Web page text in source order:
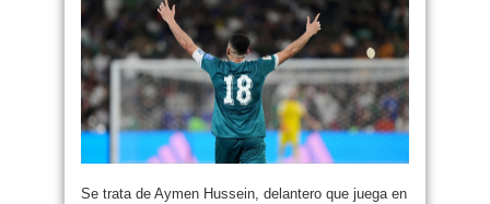
Se trata de Aymen Hussein, delantero que juega en